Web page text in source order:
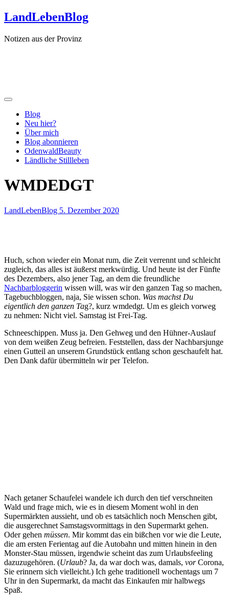
Zum
Inhalt
LandLebenBlog
Notizen aus der Provinz
Blog
Neu hier?
Über mich
Blog abonnieren
OdenwaldBeauty
Ländliche Stillleben
WMDEDGT
LandLebenBlog 5. Dezember 2020
Huch, schon wieder ein Monat rum, die Zeit verrennt und schleicht
zugleich, das alles ist äußerst merkwürdig. Und heute ist der Fünfte
des Dezembers, also jener Tag, an dem die freundliche
Nachbarbloggerin wissen will, was wir den ganzen Tag so machen,
Tagebuchbloggen, naja, Sie wissen schon. Was machst Du
eigentlich den ganzen Tag?, kurz wmdedgt. Um es gleich vorweg
zu nehmen: Nicht viel. Samstag ist Frei-Tag.
Schneeschippen. Muss ja. Den Gehweg und den Hühner-Auslauf
von dem weißen Zeug befreien. Feststellen, dass der Nachbarsjunge
einen Gutteil an unserem Grundstück entlang schon geschaufelt hat.
Den Dank dafür übermitteln wir per Telefon.
Nach getaner Schaufelei wandele ich durch den tief verschneiten
Wald und frage mich, wie es in diesem Moment wohl in den
Supermärkten aussieht, und ob es tatsächlich noch Menschen gibt,
die ausgerechnet Samstagsvormittags in den Supermarkt gehen.
Oder gehen müssen. Mir kommt das ein bißchen vor wie die Leute,
die am ersten Ferientag auf die Autobahn und mitten hinein in den
Monster-Stau müssen, irgendwie scheint das zum Urlaubsfeeling
dazuzugehören. (Urlaub? Ja, da war doch was, damals, vorCorona,
Sie erinnern sich vielleicht.) Ich gehe traditionell wochentags um 7
Uhr in den Supermarkt, da macht das Einkaufen mir halbwegs
Spaß.